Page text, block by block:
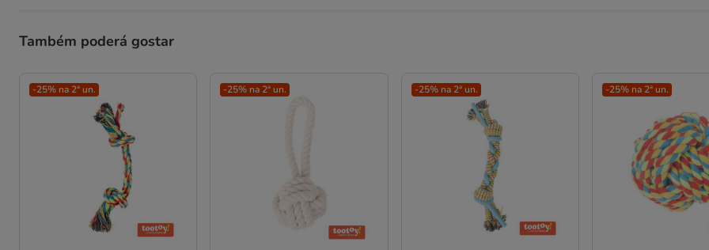
Também poderá gostar
-25% na 2ª un. -25% na 2ª un. -25% na 2ª un. -25% na 2ª un.